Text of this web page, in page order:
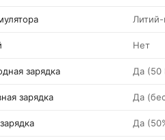
Нет
зарядка Да (50
зарядка Да
Да